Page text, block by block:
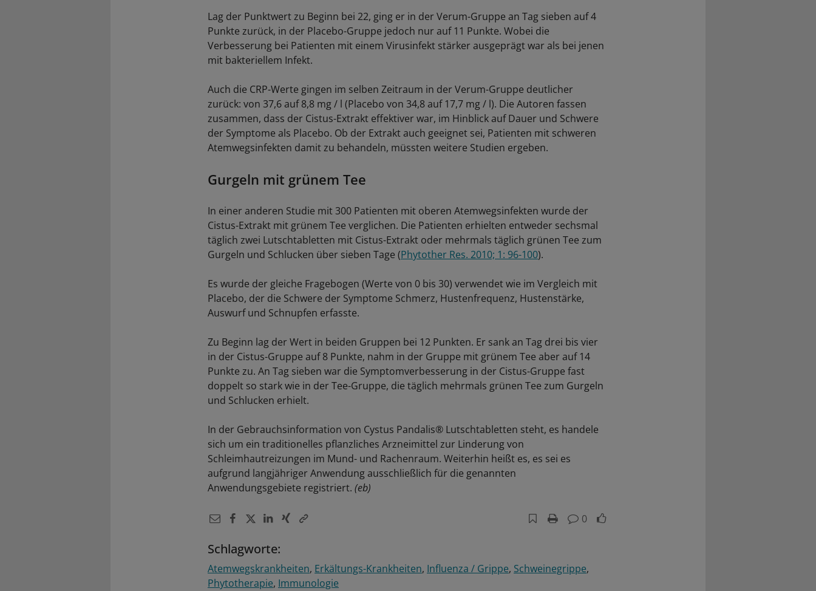
Lag der Punktwert zu Beginn bei 22, ging er in der Verum-Gruppe an Tag sieben auf 4
Punkte zurück, in der Placebo-Gruppe jedoch nur auf 11 Punkte. Wobei die
Verbesserung bei Patienten mit einem Virusinfekt stärker ausgeprägt war als bei jenen
mit bakteriellem Infekt.
Auch die CRP-Werte gingen im selben Zeitraum in der Verum-Gruppe deutlicher
zurück: von 37,6 auf 8,8 mg / l (Placebo von 34,8 auf 17,7 mg / l). Die Autoren fassen
zusammen, dass der Cistus-Extrakt effektiver war, im Hinblick auf Dauer und Schwere
der Symptome als Placebo. Ob der Extrakt auch geeignet sei, Patienten mit schweren
Atemwegsinfekten damit zu behandeln, müssten weitere Studien ergeben.
Gurgeln mit grünem Tee
In einer anderen Studie mit 300 Patienten mit oberen Atemwegsinfekten wurde der
Cistus-Extrakt mit grünem Tee verglichen. Die Patienten erhielten entweder sechsmal
täglich zwei Lutschtabletten mit Cistus-Extrakt oder mehrmals täglich grünen Tee zum
Gurgeln und Schlucken über sieben Tage (Phytother Res. 2010; 1: 96-100).
Es wurde der gleiche Fragebogen (Werte von 0 bis 30) verwendet wie im Vergleich mit
Placebo, der die Schwere der Symptome Schmerz, Hustenfrequenz, Hustenstärke,
Auswurf und Schnupfen erfasste.
Zu Beginn lag der Wert in beiden Gruppen bei 12 Punkten. Er sank an Tag drei bis vier
in der Cistus-Gruppe auf 8 Punkte, nahm in der Gruppe mit grünem Tee aber auf 14
Punkte zu. An Tag sieben war die Symptomverbesserung in der Cistus-Gruppe fast
doppelt so stark wie in der Tee-Gruppe, die täglich mehrmals grünen Tee zum Gurgeln
und Schlucken erhielt.
In der Gebrauchsinformation von Cystus Pandalis® Lutschtabletten steht, es handele
sich um ein traditionelles pflanzliches Arzneimittel zur Linderung von
Schleimhautreizungen im Mund- und Rachenraum. Weiterhin heißt es, es sei es
aufgrund langjähriger Anwendung ausschließlich für die genannten
Anwendungsgebiete registriert. (eb)
0
Schlagworte:
Atemwegskrankheiten Erkältungs-Krankheiten Influenza / Grippe Schweinegrippe
Phytotherapie Immunologie